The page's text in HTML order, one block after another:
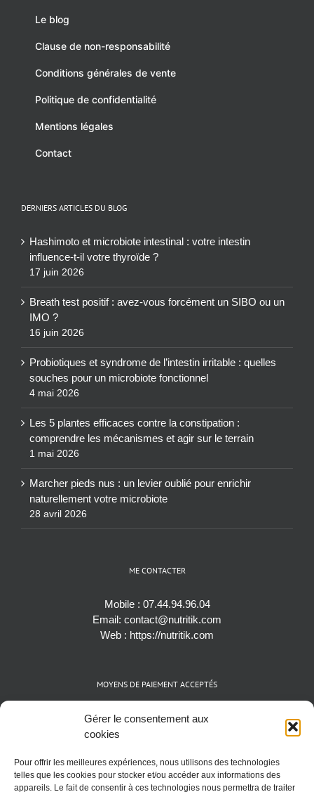
Gérer le consentement aux
cookies
Pour offrir les meilleures expériences, nous utilisons des technologies
telles que les cookies pour stocker et/ou accéder aux informations des
appareils. Le fait de consentir à ces technologies nous permettra de traiter
Le blog
Clause de non-responsabilité
Conditions générales de vente
Politique de confidentialité
Mentions légales
Contact
DERNIERS ARTICLES DU BLOG
Hashimoto et microbiote intestinal : votre intestin
influence-t-il votre thyroïde ?
17 juin 2026
Breath test positif : avez-vous forcément un SIBO ou un
IMO ?
16 juin 2026
Probiotiques et syndrome de l’intestin irritable : quelles
souches pour un microbiote fonctionnel
4 mai 2026
Les 5 plantes efficaces contre la constipation :
comprendre les mécanismes et agir sur le terrain
1 mai 2026
Marcher pieds nus : un levier oublié pour enrichir
naturellement votre microbiote
28 avril 2026
ME CONTACTER
Mobile : 07.44.94.96.04
Email: contact@nutritik.com
Web : https://nutritik.com
MOYENS DE PAIEMENT ACCEPTÉS
Espèces (EUR)
Cartes bancaires (VISA, Mastercard et AMEX)
Cryptomonnaies (BTC)